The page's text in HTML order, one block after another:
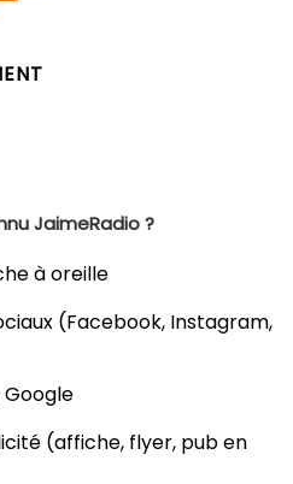
JaimeRadio ?
à oreille
(Facebook, Instagram,
(affiche, flyer, pub en